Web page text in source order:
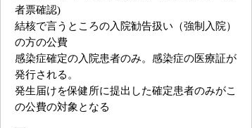
者票確認)
結核で言うところの入院勧告扱い（強制入院）
の方の公費
感染症確定の入院患者のみ。感染症の医療証が
発行される。
発生届けを保健所に提出した確定患者のみがこ
の公費の対象となる